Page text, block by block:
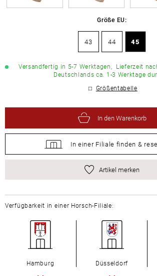
Größe EU:
43 44 45
Versandfertig in 5-7 Werktagen, Lieferzeit
Deutschlands ca. 1-3 Werktage
Größentabelle
In den Warenkorb
In einer Filiale finden &
Artikel merken
Verfügbarkeit in einer Horsch-Filiale:
Hamburg Düsseldorf